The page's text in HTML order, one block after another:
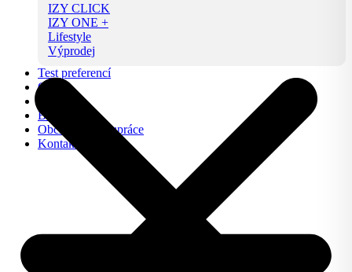
IZY CLICK
IZY ONE +
Lifestyle
Výprodej
Test preferencí
O nás
Blog
Obchodní spolupráce
Kontakt